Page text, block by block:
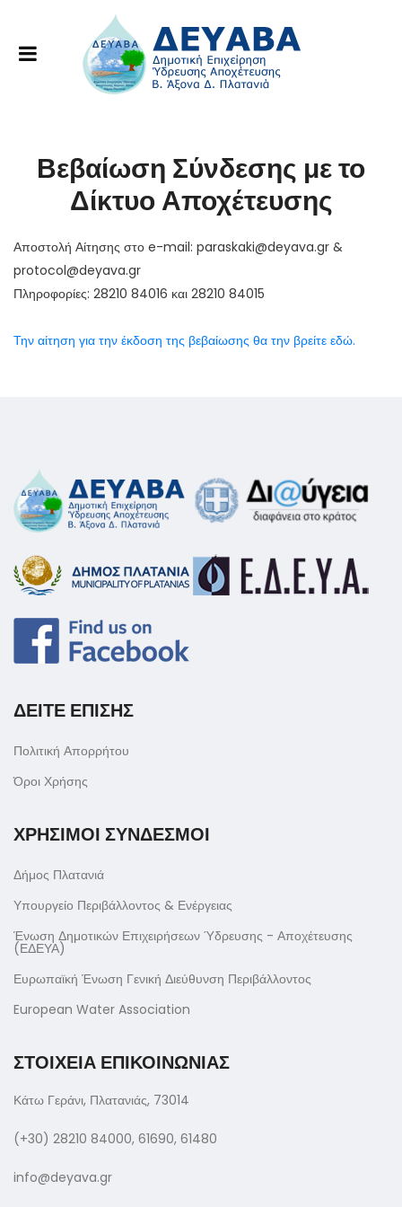
Βεβαίωση Σύνδεσης με το
Δίκτυο Αποχέτευσης
Αποστολή Αίτησης στο e-mail: paraskaki@deyava.gr &
protocol@deyava.gr
Πληροφορίες: 28210 84016 και 28210 84015
Την αίτηση για την έκδοση της βεβαίωσης θα την βρείτε εδώ.
ΔΕΙΤΕ ΕΠΙΣΗΣ
Πολιτική Απορρήτου
Όροι Χρήσης
ΧΡΗΣΙΜΟΙ ΣΥΝΔΕΣΜΟΙ
Δήμος Πλατανιά
Υπουργείο Περιβάλλοντος & Ενέργειας
Ένωση Δημοτικών Επιχειρήσεων Ύδρευσης - Αποχέτευσης
(ΕΔΕΥΑ)
Ευρωπαϊκή Ένωση Γενική Διεύθυνση Περιβάλλοντος
European Water Association
ΣΤΟΙΧΕΙΑ ΕΠΙΚΟΙΝΩΝΙΑΣ
Κάτω Γεράνι, Πλατανιάς, 73014
(+30) 28210 84000, 61690, 61480
info@deyava.gr